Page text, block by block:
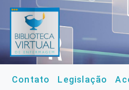
Contato Legislação